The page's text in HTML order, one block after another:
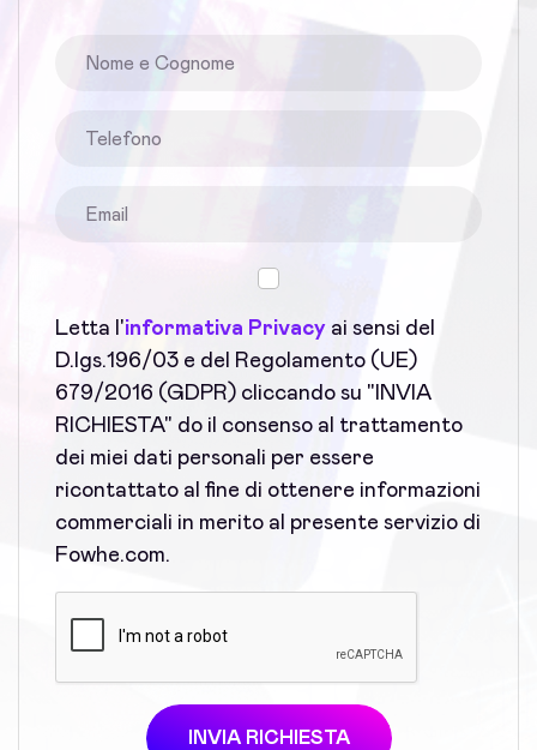
Letta l'informativa Privacy ai sensi del
D.lgs.196/03 e del Regolamento (UE)
679/2016 (GDPR) cliccando su "INVIA
RICHIESTA" do il consenso al trattamento
dei miei dati personali per essere
ricontattato al fine di ottenere informazioni
commerciali in merito al presente servizio di
Fowhe.com.
INVIA RICHIESTA